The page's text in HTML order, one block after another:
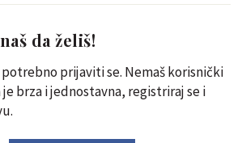
da želiš!
prijaviti se. Nemaš korisnički
brza i jednostavna, registriraj se i